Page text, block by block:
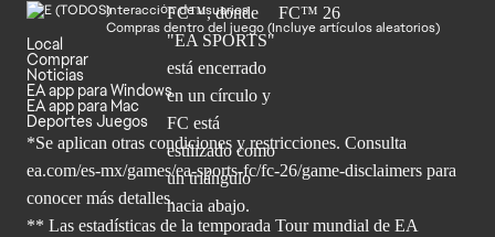
Interacción de usuarios
Compras dentro del juego (Incluye artículos aleatorios)
Local
Comprar
Noticias
EA app para Windows
EA app para Mac
Deportes Juegos
*Se aplican otras condiciones y restricciones. Consulta
ea.com/es-mx/games/ea-sports-fc/fc-26/game-disclaimers para
conocer más detalles.
** Las estadísticas de la temporada Tour mundial de EA